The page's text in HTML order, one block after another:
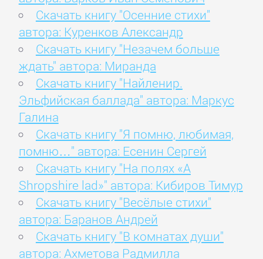
Скачать книгу "Осенние стихи"
автора: Куренков Александр
Скачать книгу "Незачем больше
ждать" автора: Миранда
Скачать книгу "Найленир.
Эльфийская баллада" автора: Маркус
Галина
Скачать книгу "Я помню, любимая,
помню…" автора: Есенин Сергей
Скачать книгу "На полях «A
Shropshire lad»" автора: Кибиров Тимур
Скачать книгу "Весёлые стихи"
автора: Баранов Андрей
Скачать книгу "В комнатах души"
автора: Ахметова Радмилла